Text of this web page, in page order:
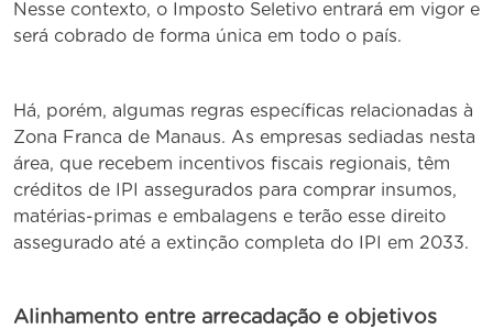
Nesse contexto, o Imposto Seletivo entrará em vigor e
será cobrado de forma única em todo o país.
Há, porém, algumas regras específicas relacionadas à
Zona Franca de Manaus. As empresas sediadas nesta
área, que recebem incentivos fiscais regionais, têm
créditos de IPI assegurados para comprar insumos,
matérias-primas e embalagens e terão esse direito
assegurado até a extinção completa do IPI em 2033.
Alinhamento entre arrecadação e objetivos